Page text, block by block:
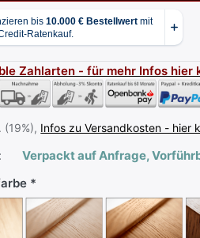
Zahlarten - für mehr Infos hier
(19%), Infos zu Versandkosten - hier
Verpackt auf Anfrage,